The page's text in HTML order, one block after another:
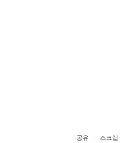
공유 스크랩